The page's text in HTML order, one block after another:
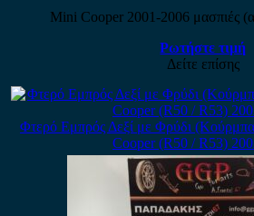
Mini Cooper 2001-2006 μασπιές
Ρωτήστε τιμή
Δείτε επίσης
Φτερό Εμπρός Δεξί με Φρύδι
Cooper (R50 / R53)